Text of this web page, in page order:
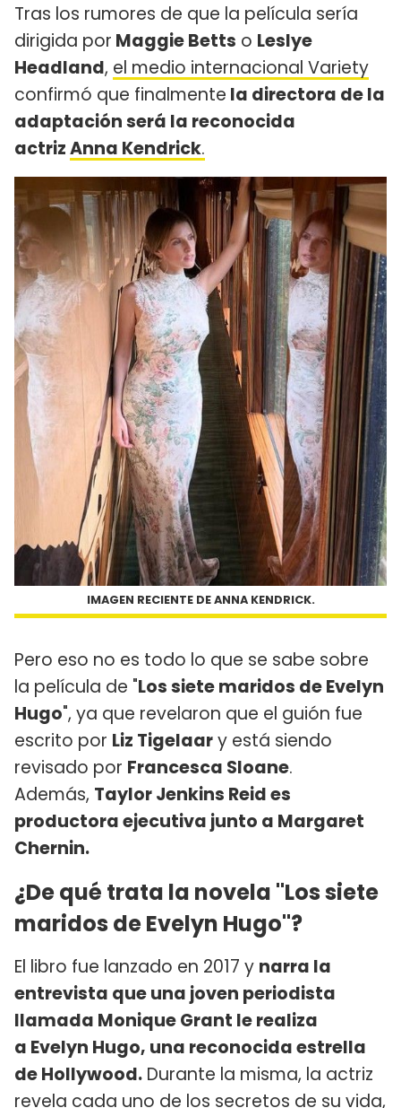
Tras los rumores de que la película sería
dirigida por Maggie Betts o Leslye
Headland, el medio internacional Variety
confirmó que finalmente la directora de la
adaptación será la reconocida
actrizAnna Kendrick.
IMAGEN RECIENTE DE ANNA KENDRICK.
Pero eso no es todo lo que se sabe sobre
la película de "Los siete maridos de Evelyn
Hugo", ya que revelaron que el guión fue
escrito por Liz Tigelaary está siendo
revisado por Francesca Sloane.
Además, Taylor Jenkins Reid es
productora ejecutiva junto a Margaret
Chernin.
¿De qué trata la novela "Los siete
maridos de Evelyn Hugo"?
El libro fue lanzado en 2017 y narra la
entrevista que una joven periodista
llamada Monique Grant le realiza
a Evelyn Hugo, una reconocida estrella
de Hollywood. Durante la misma, la actriz
revela cada uno de los secretos de su vida,